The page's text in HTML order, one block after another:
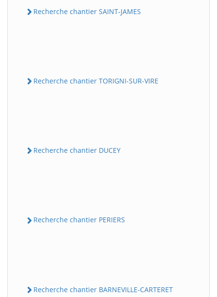
Recherche chantier SAINT-JAMES
Recherche chantier TORIGNI-SUR-VIRE
Recherche chantier DUCEY
Recherche chantier PERIERS
Recherche chantier BARNEVILLE-CARTERET